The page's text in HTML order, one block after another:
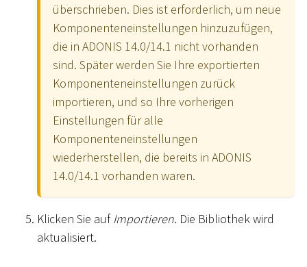
überschrieben. Dies ist erforderlich, um neue
Komponenteneinstellungen hinzuzufügen,
die in ADONIS 14.0/14.1 nicht vorhanden
sind. Später werden Sie Ihre exportierten
Komponenteneinstellungen zurück
importieren, und so Ihre vorherigen
Einstellungen für alle
Komponenteneinstellungen
wiederherstellen, die bereits in ADONIS
14.0/14.1 vorhanden waren.
Klicken Sie aufImportieren. Die Bibliothek wird
aktualisiert.